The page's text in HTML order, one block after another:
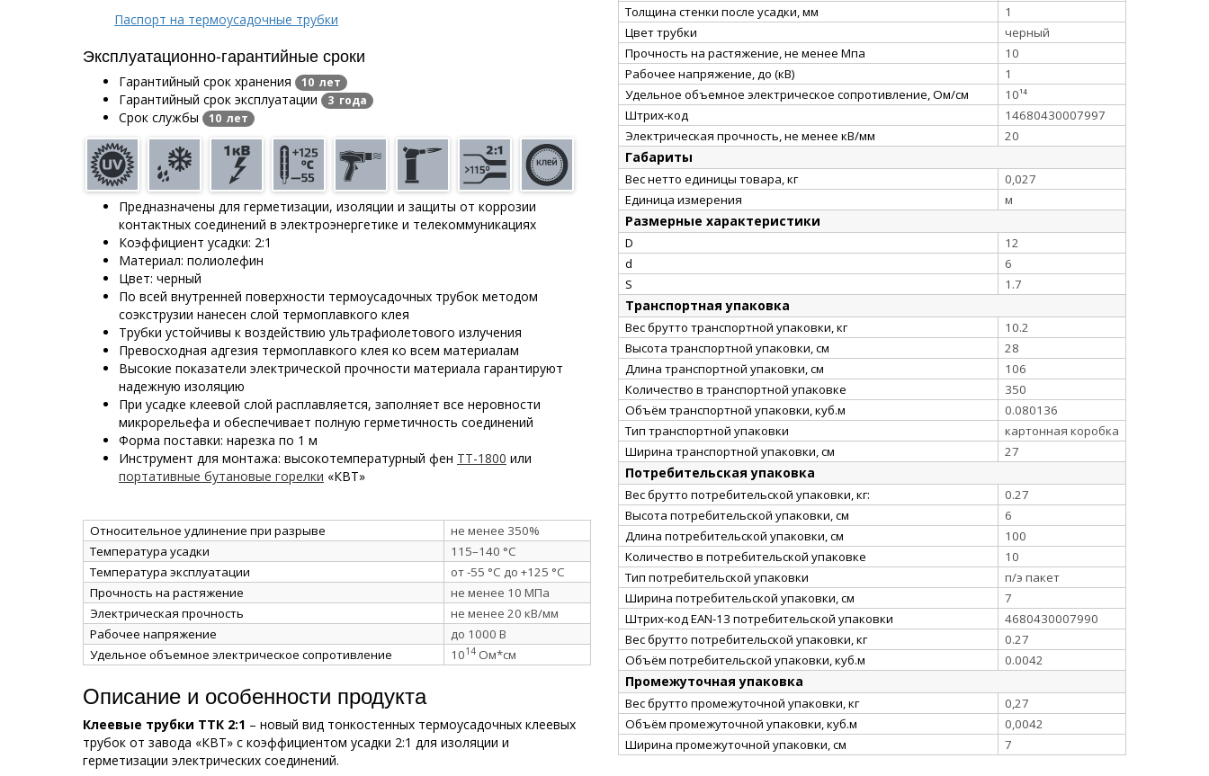
Паспорт на термоусадочные трубки
Эксплуатационно-гарантийные сроки
Гарантийный срок хранения 10 лет
Гарантийный срок эксплуатации 3 года
Срок службы 10 лет
Предназначены для герметизации, изоляции и защиты от коррозии
контактных соединений в электроэнергетике и телекоммуникациях
Коэффициент усадки: 2:1
Материал: полиолефин
Цвет: черный
По всей внутренней поверхности термоусадочных трубок методом
соэкструзии нанесен слой термоплавкого клея
Трубки устойчивы к воздействию ультрафиолетового излучения
Превосходная адгезия термоплавкого клея ко всем материалам
Высокие показатели электрической прочности материала гарантируют
надежную изоляцию
При усадке клеевой слой расплавляется, заполняет все неровности
микрорельефа и обеспечивает полную герметичность соединений
Форма поставки: нарезка по 1 м
Инструмент для монтажа: высокотемпературный фен ТТ-1800 или
портативные бутановые горелки «КВТ»
Относительное удлинение при разрыве
не менее 350%
Температура усадки
115–140 °C
Температура эксплуатации
от -55 °C до +125 °C
Прочность на растяжение
не менее 10 МПа
Электрическая прочность
не менее 20 кВ/мм
Рабочее напряжение
до 1000 В
Удельное объемное электрическое сопротивление
1014 Ом*см
Описание и особенности продукта
Клеевые трубки ТТК 2:1 – новый вид тонкостенных термоусадочных клеевых
трубок от завода «КВТ» с коэффициентом усадки 2:1 для изоляции и
герметизации электрических соединений.
Толщина стенки после усадки, мм
1
Цвет трубки
черный
Прочность на растяжение, не менее Мпа
10
Рабочее напряжение, до (кВ)
1
Удельное объемное электрическое сопротивление, Ом/см
10¹⁴
Штрих-код
14680430007997
Электрическая прочность, не менее кВ/мм
20
Габариты
Вес нетто единицы товара, кг
0,027
Единица измерения
м
Размерные характеристики
D
12
d
6
S
1.7
Транспортная упаковка
Вес брутто транспортной упаковки, кг
10.2
Высота транспортной упаковки, см
28
Длина транспортной упаковки, см
106
Количество в транспортной упаковке
350
Объём транспортной упаковки, куб.м
0.080136
Тип транспортной упаковки
картонная коробка
Ширина транспортной упаковки, см
27
Потребительская упаковка
Вес брутто потребительской упаковки, кг:
0.27
Высота потребительской упаковки, см
6
Длина потребительской упаковки, см
100
Количество в потребительской упаковке
10
Тип потребительской упаковки
п/э пакет
Ширина потребительской упаковки, см
7
Штрих-код EAN-13 потребительской упаковки
4680430007990
Вес брутто потребительской упаковки, кг
0.27
Объём потребительской упаковки, куб.м
0.0042
Промежуточная упаковка
Вес брутто промежуточной упаковки, кг
0,27
Объём промежуточной упаковки, куб.м
0,0042
Ширина промежуточной упаковки, см
7